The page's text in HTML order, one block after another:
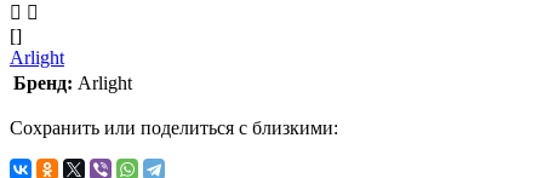
[]
Arlight
Бренд: Arlight
Сохранить или поделиться с близкими: